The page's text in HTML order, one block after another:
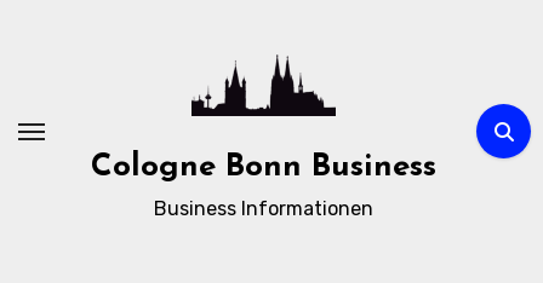
Cologne Bonn Business
Business Informationen